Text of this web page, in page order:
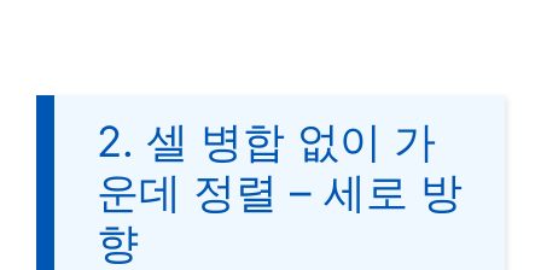
2. 셀 병합 없이 가
운데 정렬 – 세로 방
향